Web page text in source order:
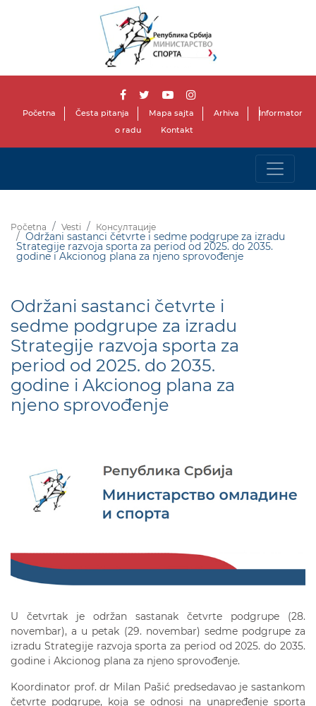
Početna Česta pitanja Mapa sajta Arhiva
Informator
o radu
Kontakt
Početna Vesti Консултације
Održani sastanci četvrte i sedme podgrupe za izradu
Strategije razvoja sporta za period od 2025. do 2035.
godine i Akcionog plana za njeno sprovođenje
Održani sastanci četvrte i
sedme podgrupe za izradu
Strategije razvoja sporta za
period od 2025. do 2035.
godine i Akcionog plana za
njeno sprovođenje
U četvrtak je održan sastanak četvrte podgrupe (28.
novembar), a u petak (29. novembar) sedme podgrupe za
izradu Strategije razvoja sporta za period od 2025. do 2035.
godine i Akcionog plana za njeno sprovođenje.
Koordinator prof. dr Milan Pašić predsedavao je sastankom
četvrte podgrupe, koja se odnosi na unapređenje sporta